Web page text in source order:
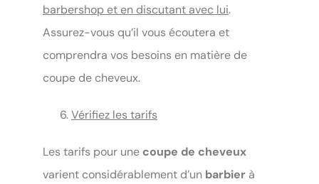
barbershop et en discutant avec lui.
Assurez-vous qu’il vous écoutera et
comprendra vos besoins en matière de
coupe de cheveux.
Vérifiez les tarifs
Les tarifs pour une coupe de cheveux
varient considérablement d’un barbier à